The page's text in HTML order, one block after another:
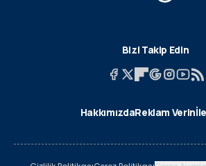
Bizi Takip Edin
HakkımızdaReklam Verin